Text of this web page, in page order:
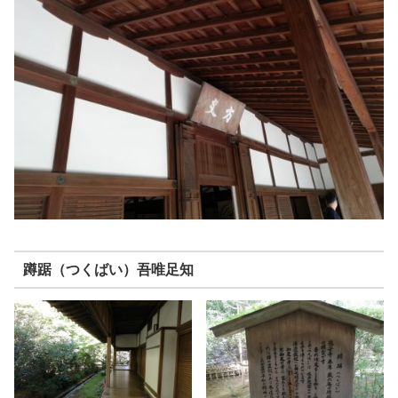
蹲踞（つくばい）吾唯足知